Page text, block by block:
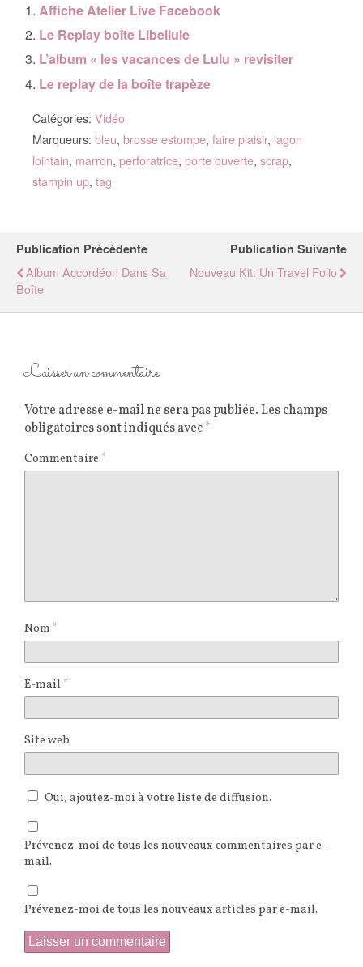
Affiche Atelier Live Facebook
Le Replay boîte Libellule
L’album « les vacances de Lulu » revisiter
Le replay de la boîte trapèze
Catégories: Vidéo
Marqueurs: bleu, brosse estompe, faire plaisir, lagon
lointain, marron, perforatrice, porte ouverte, scrap,
stampin up, tag
Publication Précédente
Album Accordéon Dans Sa
Boîte
Publication Suivante
Nouveau Kit: Un Travel Folio
Laisser un commentaire
Votre adresse e-mail ne sera pas publiée.Les champs
obligatoires sont indiqués avec*
Commentaire *
Nom *
E-mail *
Site web
Oui, ajoutez-moi à votre liste de diffusion.
Prévenez-moi de tous les nouveaux commentaires par e-
mail.
Prévenez-moi de tous les nouveaux articles par e-mail.